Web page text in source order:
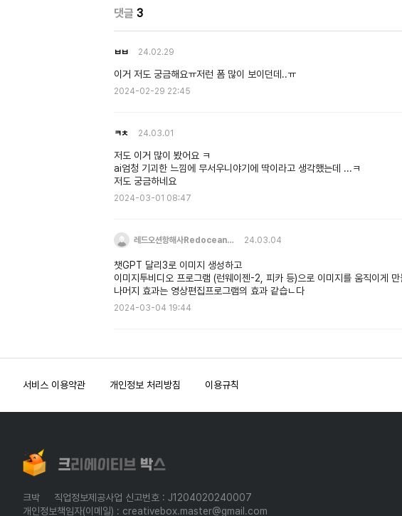
댓글 3
ㅂㅂ 24.02.29
이거 저도 궁금해요ㅠ저런 폼 많이 보이던데..ㅠ
2024-02-29 22:45
ㅋㅊ 24.03.01
저도 이거 많이 봤어요 ㅋ
ai엄청 기괴한 느낌에 무서우니야기에 딱이라고 생각했는데 ...ㅋ
저도 궁금하네요
2024-03-01 08:47
레드오션항해사Redocean… 24.03.04
챗GPT 달리3로 이미지 생성하고
이미지투비디오 프로그램 (런웨이젠-2, 피카 등)으로 이미지를 움직이게 만
나머지 효과는 영상편집프로그램의 효과 같습ㄴ다
2024-03-04 19:44
서비스 이용약관 개인정보 처리방침 이용규칙
크박
직업정보제공사업 신고번호 : J1204020240007
개인정보책임자(이메일) : creativebox.master@gmail.com